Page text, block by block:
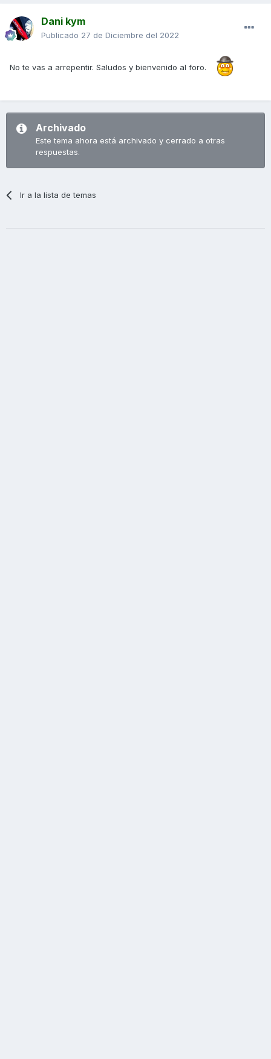
Dani kym
Publicado 27 de Diciembre del 2022
No te vas a arrepentir. Saludos y bienvenido al foro.
Archivado
Este tema ahora está archivado y cerrado a otras
respuestas.
Ir a la lista de temas